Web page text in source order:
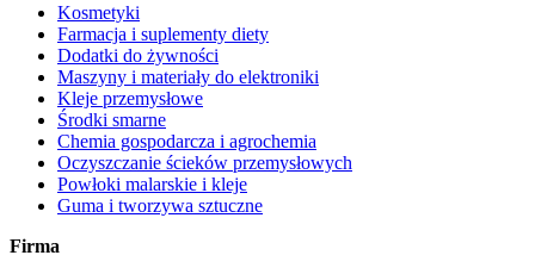
Kosmetyki
Farmacja i suplementy diety
Dodatki do żywności
Maszyny i materiały do elektroniki
Kleje przemysłowe
Środki smarne
Chemia gospodarcza i agrochemia
Oczyszczanie ścieków przemysłowych
Powłoki malarskie i kleje
Guma i tworzywa sztuczne
Firma